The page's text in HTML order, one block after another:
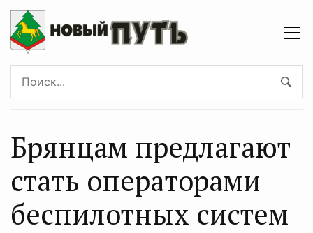
Брянцaм предлагaют
стать оперaторами
бeспилотных систeм